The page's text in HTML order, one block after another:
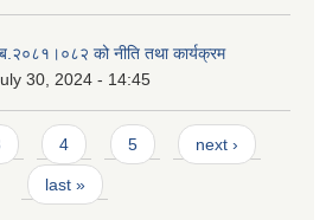
को नीति तथा कार्यक्रम
30, 2024 - 14:45
4 5 next ›
last »